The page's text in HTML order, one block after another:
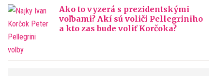
Ako to vyzerá s prezidentskými
voľbami? Akí sú voliči Pellegriniho
a kto zas bude voliť Korčoka?